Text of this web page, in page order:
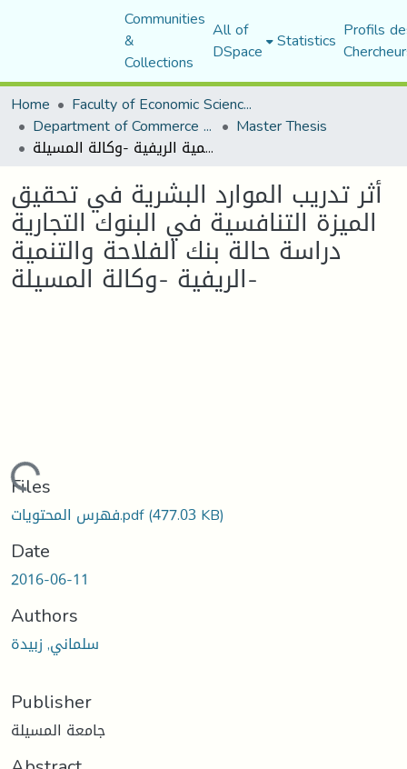
Communities
&
Collections
All of
DSpace Statistics Profils
Home
Faculty of Economic Sciences, Commerce and Management Sciences
Department of Commerce Science Master Thesis
أثر تدريب الموارد البشرية في تحقيق الميزة التنافسية في البنوك التجارية دراسة حالة بنك الفلاحة والتنمية الريفية -وكالة المسيلة-
أثر تدريب الموارد البشرية في تحقيق
الميزة التنافسية في البنوك التجارية
دراسة حالة بنك الفلاحة والتنمية
الريفية -وكالة المسيلة-
Loading...
Files
فهرس المحتويات.pdf(477.03 KB)
Date
2016-06-11
Authors
سلماني, زبيدة
Publisher
جامعة المسيلة